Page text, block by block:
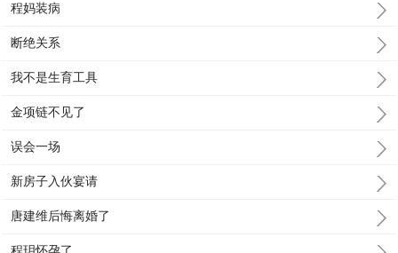
程妈装病
断绝关系
我不是生育工具
金项链不见了
误会一场
新房子入伙宴请
唐建维后悔离婚了